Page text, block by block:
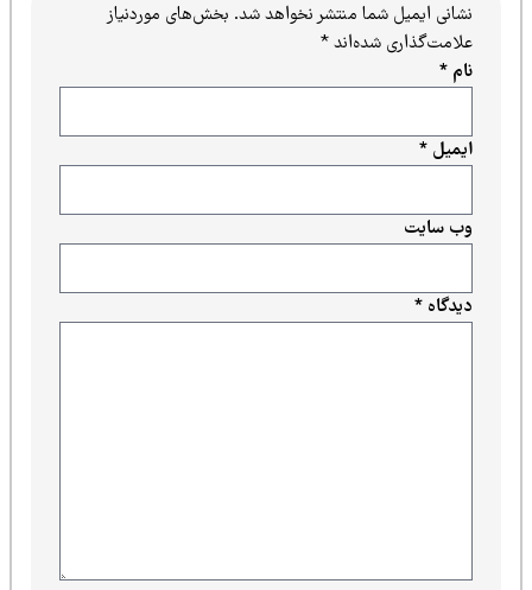
نشانی ایمیل شما منتشر نخواهد شد.بخش‌های موردنیاز
علامت‌گذاری شده‌اند*
دیدگاه*
ایمیل*
وب‌ سایت